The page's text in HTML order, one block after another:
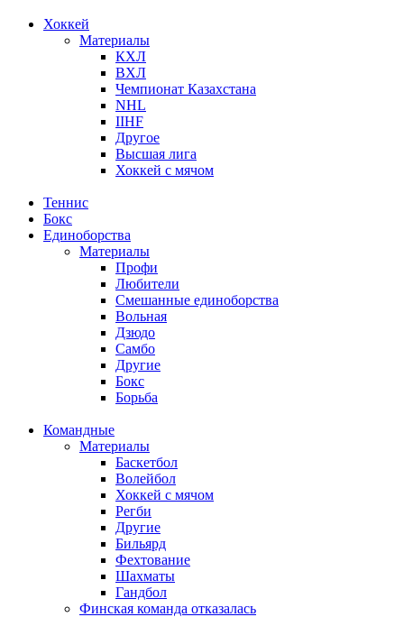
Хоккей
Материалы
КХЛ
ВХЛ
Чемпионат Казахстана
NHL
IIHF
Другое
Высшая лига
Хоккей с мячом
Теннис
Бокс
Единоборства
Материалы
Профи
Любители
Смешанные единоборства
Вольная
Дзюдо
Самбо
Другие
Бокс
Борьба
Командные
Материалы
Баскетбол
Волейбол
Хоккей с мячом
Регби
Другие
Бильярд
Фехтование
Шахматы
Гандбол
Финская команда отказалась